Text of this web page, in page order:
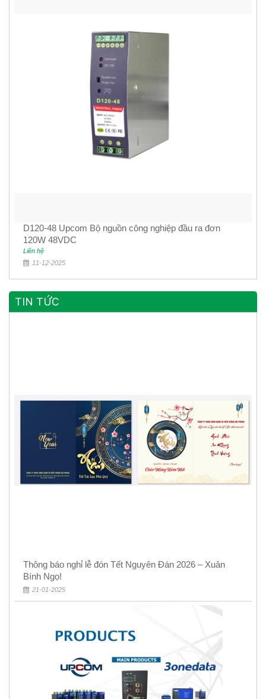
D120-48 Upcom Bộ nguồn công nghiệp đầu ra đơn
120W 48VDC
Liên hệ
11-12-2025
TIN TỨC
Thông báo nghỉ lễ đón Tết Nguyên Đán 2026 – Xuân
Bính Ngọ!
21-01-2025